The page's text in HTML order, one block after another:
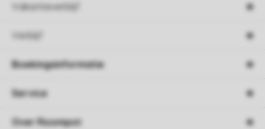
Vakantieverblijf
Verblijf
Boekingsinformatie
Service
Over Roompot